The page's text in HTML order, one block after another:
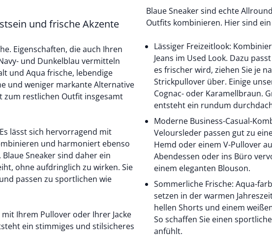
und frische Akzente
Eigenschaften, die auch Ihren
und Dunkelblau vermitteln
und Aqua frische, lebendige
und weniger markante Alternative
zum restlichen Outfit insgesamt
lässt sich hervorragend mit
und harmoniert ebenso
Sneaker sind daher ein
ohne aufdringlich zu wirken. Sie
passen zu sportlichen wie
Ihrem Pullover oder Ihrer Jacke
ein stimmiges und stilsicheres
Blaue Sneaker sind echte
Outfits kombinieren. Hier sind
Lässiger Freizeitlook:
Jeans im Used Look. Dazu
es frischer wird, ziehen Sie je
Strickpullover über. Einige
Cognac- oder Karamellbraun.
entsteht ein rundum
Moderne Business-Casual-
Veloursleder passen gut zu
Hemd oder einem V-Pullover
Abendessen oder ins Büro
einem eleganten Blouson.
Sommerliche Frische: Aqua-
setzen in der warmen
hellen Shorts und einem
So schaffen Sie einen
anfühlt.